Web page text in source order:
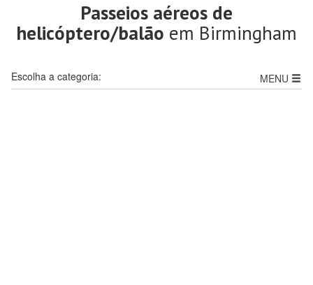
Passeios aéreos de
helicóptero/balão em Birmingham
MENU
Escolha a categoria: